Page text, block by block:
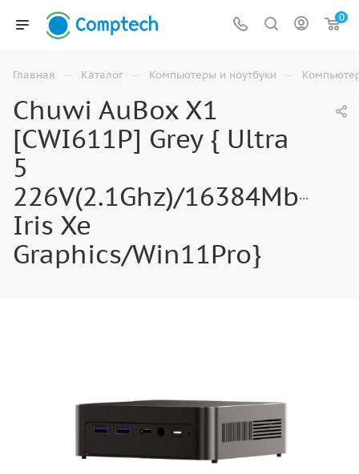
0
Главная — Каталог — Компьютеры и ноутбуки —
Chuwi AuBox X1
[CWI611P] Grey { Ultra
5
226V(2.1Ghz)/16384Mb/
Iris Xe
Graphics/Win11Pro}